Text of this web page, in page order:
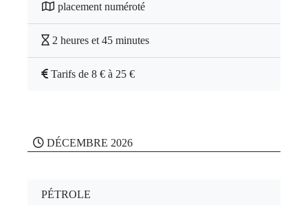
placement numéroté
2 heures et 45 minutes
Tarifs de 8 € à 25 €
DÉCEMBRE 2026
PÉTROLE